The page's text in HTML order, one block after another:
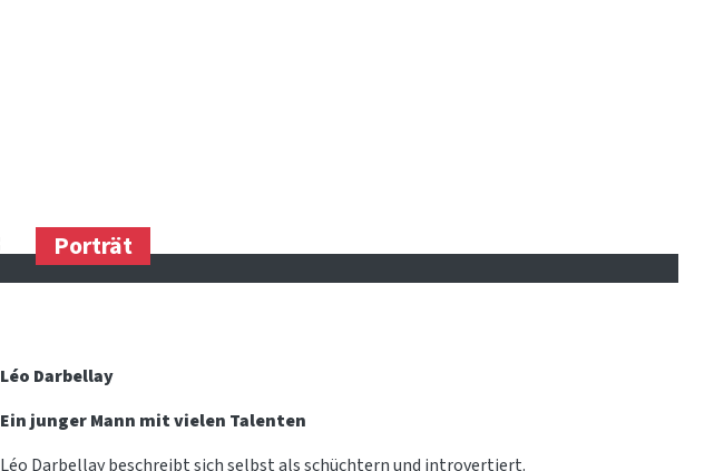
Porträt
Léo Darbellay
Ein junger Mann mit vielen Talenten
Léo Darbellay beschreibt sich selbst als schüchtern und introvertiert.